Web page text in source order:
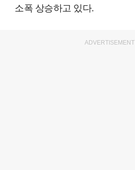
소폭 상승하고 있다.
ADVERTISEMENT